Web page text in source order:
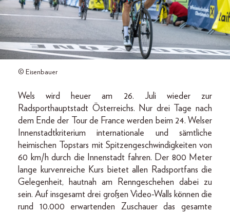
© Eisenbauer
Wels wird heuer am 26. Juli wieder zur
Radsporthauptstadt Österreichs. Nur drei Tage nach
dem Ende der Tour de France werden beim 24. Welser
Innenstadtkriterium internationale und sämtliche
heimischen Topstars mit Spitzengeschwindigkeiten von
60 km/h durch die Innenstadt fahren. Der 800 Meter
lange kurvenreiche Kurs bietet allen Radsportfans die
Gelegenheit, hautnah am Renngeschehen dabei zu
sein. Auf insgesamt drei großen Video-Walls können die
rund 10.000 erwartenden Zuschauer das gesamte